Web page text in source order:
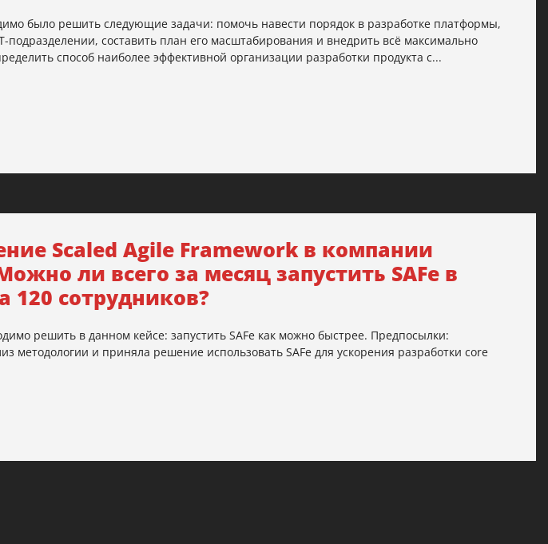
было решить следующие задачи: помочь навести порядок в разработке платформы,
подразделении, составить план его масштабирования и внедрить всё максимально
способ наиболее эффективной организации разработки продукта с...
Scaled Agile Framework в компании
ли всего за месяц запустить SAFe в
120 сотрудников?
решить в данном кейсе: запустить SAFe как можно быстрее. Предпосылки:
методологии и приняла решение использовать SAFe для ускорения разработки core